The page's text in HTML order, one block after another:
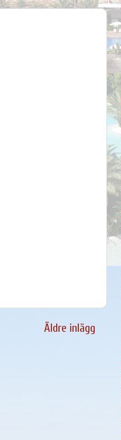
Äldre inlägg